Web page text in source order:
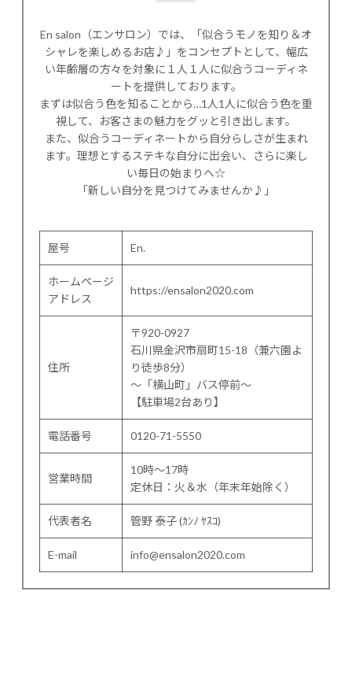
En salon（エンサロン）では、「似合うモノを知り＆オ
シャレを楽しめるお店♪」をコンセプトとして、幅広
い年齢層の方々を対象に１人１人に似合うコーディネ
ートを提供しております。
まずは似合う色を知ることから…1人1人に似合う色を重
視して、お客さまの魅力をグッと引き出します。
また、似合うコーディネートから自分らしさが生まれ
ます。理想とするステキな自分に出会い、さらに楽し
い毎日の始まりへ☆
「新しい自分を見つけてみませんか♪」
屋号 En.
ホームページ
アドレス
https://ensalon2020.com
住所
〒920-0927
石川県金沢市扇町15-18（兼六園よ
り徒歩8分）
〜「横山町」バス停前〜
【駐車場2台あり】
電話番号 0120-71-5550
営業時間
10時～17時
定休日：火＆水（年末年始除く）
代表者名 管野 泰子 (ｶﾝﾉ ﾔｽｺ)
E-mail info@ensalon2020.com